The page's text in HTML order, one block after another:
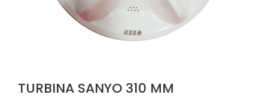
TURBINA SANYO 310 MM